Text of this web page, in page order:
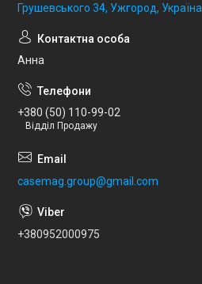
Грушевського 34, Ужгород, Україна
Анна
+380 (50) 110-99-02
Відділ Продажу
casemag.group@gmail.com
+380952000975